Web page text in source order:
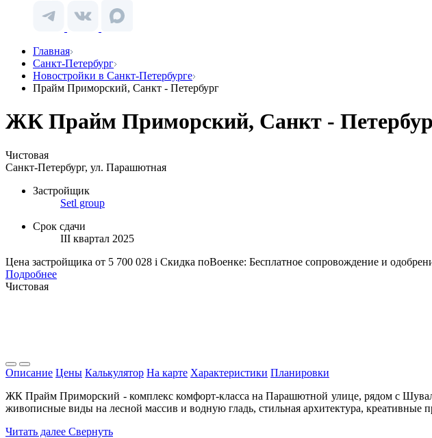
Главная
Санкт-Петербург
Новостройки в Санкт-Петербурге
Прайм Приморский, Санкт - Петербург
ЖК Прайм Приморский, Санкт -
Чистовая
Санкт-Петербург, ул. Парашютная
Застройщик
Setl group
Срок сдачи
III квартал 2025
Цена застройщика от 5 700 028 i Скидка поВоенке: Бесплатное сопровождение и
Подробнее
Чистовая
Описание Цены Калькулятор На карте Характеристики Планировки
ЖК Прайм Приморский - комплекс комфорт-класса на Парашютной улице, рядом с
живописные виды на лесной массив и водную гладь, стильная архитектура,
Читать далее Свернуть